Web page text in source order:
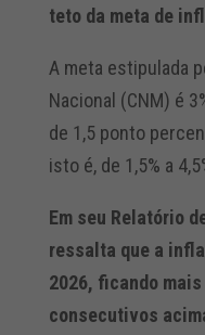
teto da meta de
A meta estipulada
Nacional (CNM) é
de 1,5 ponto
isto é, de 1,5% a
Em seu Relatório
ressalta que a
2026, ficando
consecutivos